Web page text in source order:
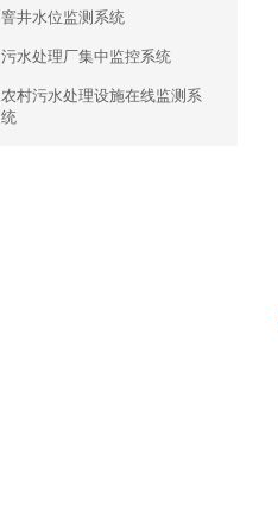
窨井水位监测系统
污水处理厂集中监控系统
农村污水处理设施在线监测系
统